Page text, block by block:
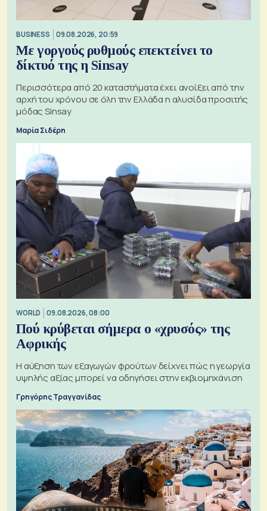
BUSINESS 09.08.2026, 20:59
Με γοργούς ρυθμούς επεκτείνει το
δίκτυό της η Sinsay
Περισσότερα από 20 καταστήματα έχει ανοίξει από την
αρχή του χρόνου σε όλη την Ελλάδα η αλυσίδα προσιτής
μόδας Sinsay
Μαρία Σιδέρη
WORLD 09.08.2026, 08:00
Πού κρύβεται σήμερα ο «χρυσός» της
Αφρικής
Η αύξηση των εξαγωγών φρούτων δείχνει πώς η γεωργία
υψηλής αξίας μπορεί να οδηγήσει στην εκβιομηχάνιση
Γρηγόρης Τραγγανίδας